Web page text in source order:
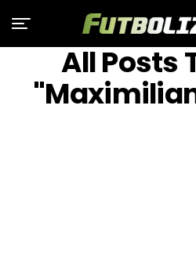
All Posts